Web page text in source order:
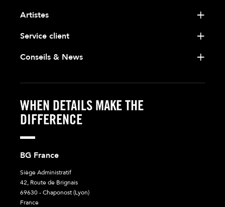
Artistes
Service client
Conseils & News
WHEN DETAILS MAKE THE
DIFFERENCE
BG France
Siège Administratif
42, Route de Brignais
69630 - Chaponost (Lyon)
France